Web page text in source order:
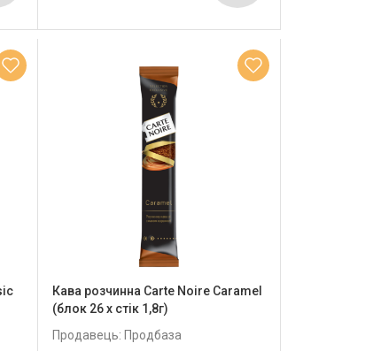
Кава розчинна Carte Noire Caramel
(блок 26 x стік 1,8г)
Продавець: Продбаза